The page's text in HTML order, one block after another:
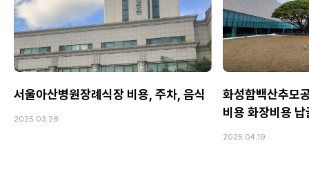
서울아산병원장례식장 비용, 주차, 음식
2025.03.26
화성함백산추모
비용 화장비용
2025.04.19